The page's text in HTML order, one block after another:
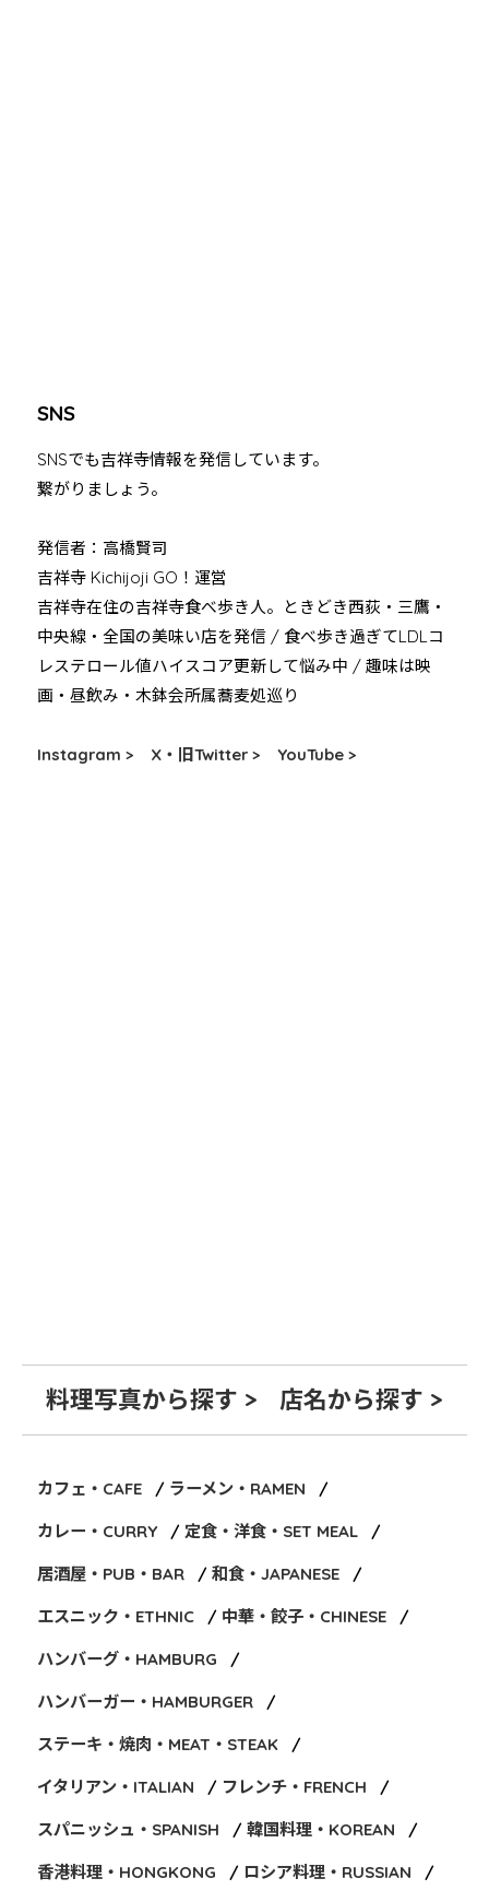
SNS
SNSでも吉祥寺情報を発信しています。
繋がりましょう。
発信者：高橋賢司
吉祥寺 Kichijoji GO！運営
吉祥寺在住の吉祥寺食べ歩き人。ときどき西荻・三鷹・
中央線・全国の美味い店を発信 / 食べ歩き過ぎてLDLコ
レステロール値ハイスコア更新して悩み中 / 趣味は映
画・昼飲み・木鉢会所属蕎麦処巡り
Instagram > X・旧Twitter > YouTube >
料理写真から探す > 店名から探す >
カフェ・CAFE ラーメン・RAMEN
カレー・CURRY 定食・洋食・SET MEAL
居酒屋・PUB・BAR 和食・JAPANESE
エスニック・ETHNIC 中華・餃子・CHINESE
ハンバーグ・HAMBURG
ハンバーガー・HAMBURGER
ステーキ・焼肉・MEAT・STEAK
イタリアン・ITALIAN フレンチ・FRENCH
スパニッシュ・SPANISH 韓国料理・KOREAN
香港料理・HONGKONG ロシア料理・RUSSIAN